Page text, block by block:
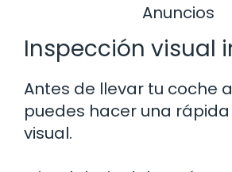
Anuncios
Inspección visual
Antes de llevar tu coche
puedes hacer una rápida
visual.